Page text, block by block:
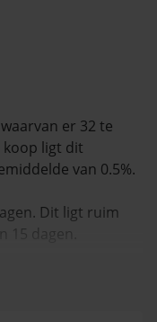
er 32 te
koop ligt dit
van 0.5%.
Dit ligt ruim
dagen.
kijken
€256.056